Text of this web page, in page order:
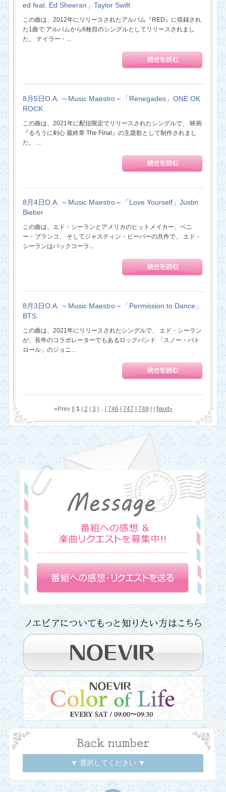
ed feat. Ed Sheeran」Taylor Swift
この曲は、2012年にリリースされたアルバム『RED』に収録され
た1曲で アルバムから6枚目のシングルとしてリリースされまし
た。 テイラー・...
8月5日O.A. ～Music Maestro～「Renegades」ONE OK
ROCK
この曲は、2021年に配信限定でリリースされたシングルで、 映画
『るろうに剣心 最終章 The Final』の主題歌として制作されまし
た。 ...
8月4日O.A. ～Music Maestro～「Love Yourself」Justin
Bieber
この曲は、エド・シーランとアメリカのヒットメイカー、ベニ
ー・ブランコ、 そしてジャスティン・ビーバーの共作で、 エド・
シーランはバックコーラ...
8月3日O.A. ～Music Maestro～「Permission to Dance」
BTS
この曲は、2021年にリリースされたシングルで、 エド・シーラン
が、長年のコラボレーターでもあるロックバンド 「スノー・パト
ロール」のジョニ...
«Prev || 1| 2 3 | ...| 746 747 748 Next»